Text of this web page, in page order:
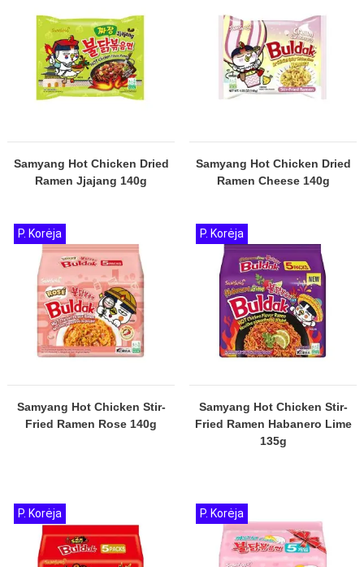
Samyang Hot Chicken Dried
Ramen Jjajang 140g
Samyang Hot Chicken Dried
Ramen Cheese 140g
Samyang Hot Chicken Stir-
Fried Ramen Rose 140g
P. Korėja
Samyang Hot Chicken Stir-
Fried Ramen Habanero Lime
135g
P. Korėja
P. Korėja P. Korėja